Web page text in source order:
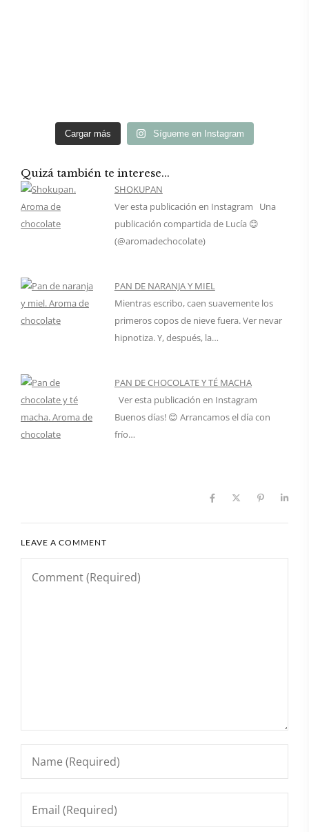
Cargar más Sígueme en Instagram
Quizá también te interese...
SHOKUPAN
Ver esta publicación en Instagram Una
publicación compartida de Lucía 😊
(@aromadechocolate)
PAN DE NARANJA Y MIEL
Mientras escribo, caen suavemente los
primeros copos de nieve fuera. Ver nevar
hipnotiza. Y, después, la…
PAN DE CHOCOLATE Y TÉ MACHA
Ver esta publicación en Instagram
Buenos días! 😊 Arrancamos el día con
frío…
LEAVE A COMMENT